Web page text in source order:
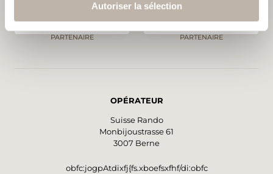
Autoriser la sélection
PARTENAIRE PARTENAIRE
OPÉRATEUR
Suisse Rando
Monbijoustrasse 61
3007 Berne
obfc:jogpAtdixfj{fs.xboefsxfhf/di:obfc